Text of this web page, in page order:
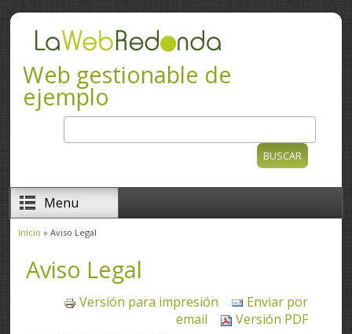
Pasar al contenido principal
Web gestionable de
ejemplo
Formulario de búsqueda
Menu
Inicio » Aviso Legal
Aviso Legal
Versión para impresión
Enviar por
email
Versión PDF